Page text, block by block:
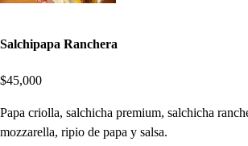
Salchipapa Ranchera
$45,000
Papa criolla, salchicha premium, salchicha
mozzarella, ripio de papa y salsa.